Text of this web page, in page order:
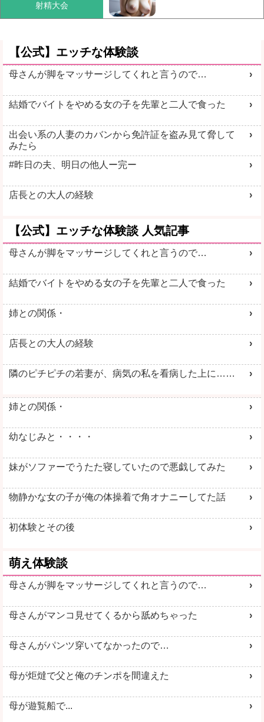
【公式】エッチな体験談
母さんが脚をマッサージしてくれと言うので…
結婚でバイトをやめる女の子を先輩と二人で食った
出会い系の人妻のカバンから免許証を盗み見て脅して
みたら
#昨日の夫、明日の他人ー完ー
店長との大人の経験
【公式】エッチな体験談 人気記事
母さんが脚をマッサージしてくれと言うので…
結婚でバイトをやめる女の子を先輩と二人で食った
姉との関係・
店長との大人の経験
隣のピチピチの若妻が、病気の私を看病した上に……
姉との関係・
幼なじみと・・・・
妹がソファーでうたた寝していたので悪戯してみた
物静かな女の子が俺の体操着で角オナニーしてた話
初体験とその後
萌え体験談
母さんが脚をマッサージしてくれと言うので…
母さんがマンコ見せてくるから舐めちゃった
母さんがパンツ穿いてなかったので…
母が炬燵で父と俺のチンポを間違えた
母が遊覧船で...